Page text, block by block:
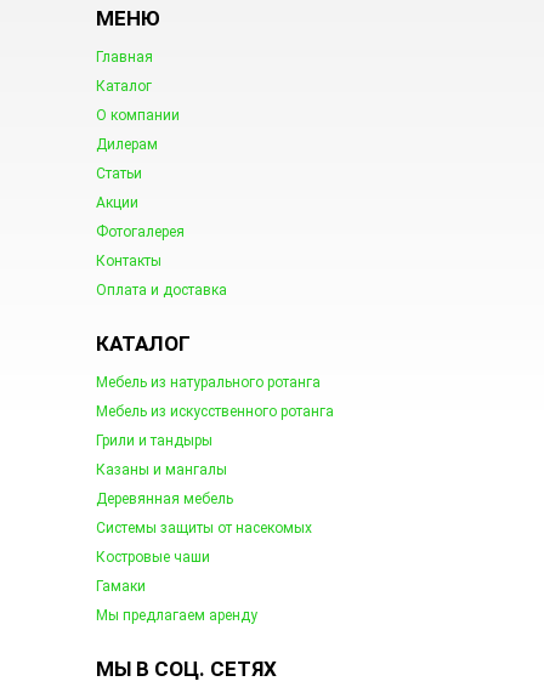
МЕНЮ
Главная
Каталог
О компании
Дилерам
Статьи
Акции
Фотогалерея
Контакты
Оплата и доставка
КАТАЛОГ
Мебель из натурального ротанга
Мебель из искусственного ротанга
Грили и тандыры
Казаны и мангалы
Деревянная мебель
Системы защиты от насекомых
Костровые чаши
Гамаки
Мы предлагаем аренду
МЫ В СОЦ. СЕТЯХ